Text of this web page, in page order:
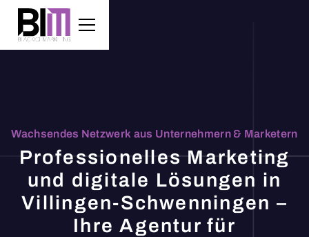
Wachsendes Netzwerk aus Unternehmern & Marketern
Professionelles Marketing
und digitale Lösungen in
Villingen-Schwenningen –
Ihre Agentur für